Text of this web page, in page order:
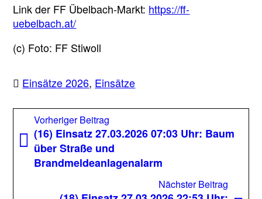
Link der FF Übelbach-Markt: https://ff-
uebelbach.at/
(c) Foto: FF Stiwoll
Einsätze 2026, Einsätze
Beitragsnavigation
Vorheriger Beitrag
Beitrag:
(16) Einsatz 27.03.2026 07:03 Uhr: Baum
über Straße und
Brandmeldeanlagenalarm
Nächster Beitrag